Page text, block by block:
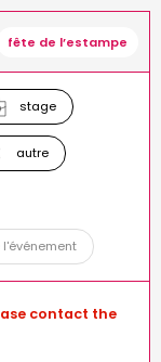
fête de l’estampe
stage
autre
contact the